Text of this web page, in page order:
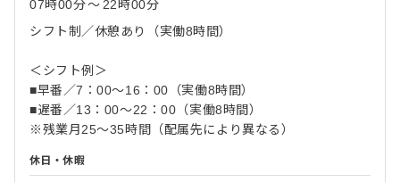
07時00分〜 22時00分
シフト制／休憩あり（実働8時間）
＜シフト例＞
■早番／7：00～16：00（実働8時間）
■遅番／13：00～22：00（実働8時間）
※残業月25～35時間（配属先により異なる）
休日・休暇